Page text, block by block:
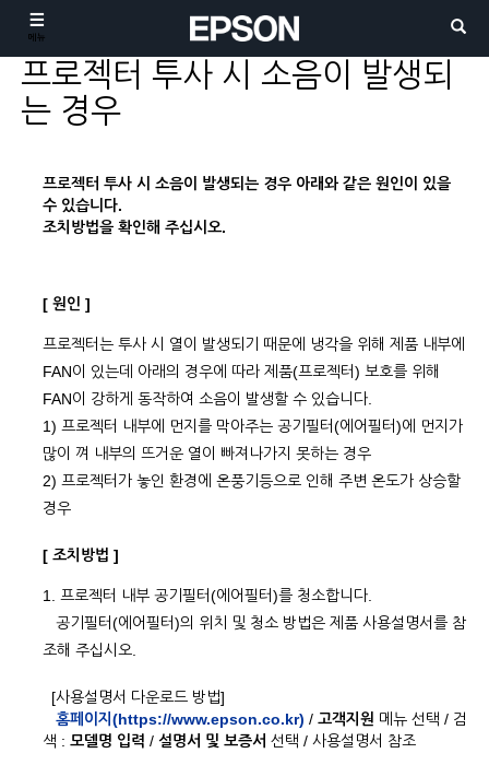
메뉴
프로젝터 투사 시 소음이 발생되
는 경우
프로젝터 투사 시 소음이 발생되는 경우 아래와 같은 원인이 있을
수 있습니다.
조치방법을 확인해 주십시오.
[ 원인 ]
프로젝터는 투사 시 열이 발생되기 때문에 냉각을 위해 제품 내부에
FAN이 있는데 아래의 경우에 따라 제품(프로젝터) 보호를 위해
FAN이 강하게 동작하여 소음이 발생할 수 있습니다.
1) 프로젝터 내부에 먼지를 막아주는 공기필터(에어필터)에 먼지가
많이 껴 내부의 뜨거운 열이 빠져나가지 못하는 경우
2) 프로젝터가 놓인 환경에 온풍기등으로 인해 주변 온도가 상승할
경우
[ 조치방법 ]
1. 프로젝터 내부 공기필터(에어필터)를 청소합니다.
공기필터(에어필터)의 위치 및 청소 방법은 제품 사용설명서를 참
조해 주십시오.
[사용설명서 다운로드 방법]
홈페이지(https://www.epson.co.kr) / 고객지원 메뉴 선택 / 검
색 : 모델명 입력 / 설명서 및 보증서 선택 / 사용설명서 참조